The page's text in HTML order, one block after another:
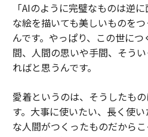
「AIのように完璧なものは逆
な絵を描いても美しいものを
んです。やっぱり、この世に
間、人間の思いや手間、そう
ればと思うんです。
愛着というのは、そうしたも
す。大事に使いたい、長く使
な人間がつくったものだから